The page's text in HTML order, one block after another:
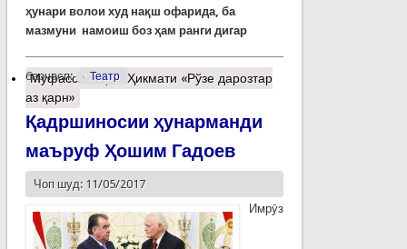
ҳунари волои худ нақш офарида, ба
мазмуни намоиш боз ҳам ранги дигар
барчасп: Театр
Муфассалтаро Ҳикмати «Рўзе дарозтар
аз қарн»
Қадршиносии ҳунарманди
маъруф Ҳошим Гадоев
Чоп шуд: 11/05/2017
Имрӯз